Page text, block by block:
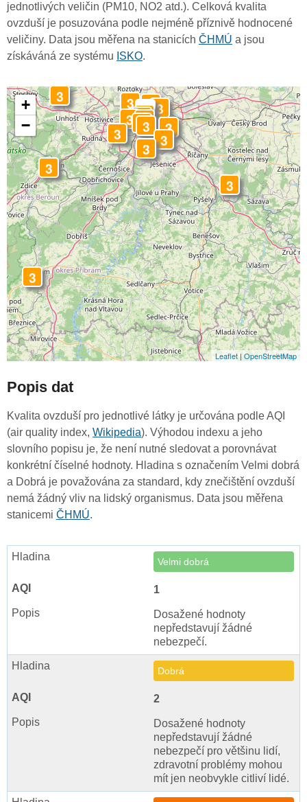
jednotlivých veličin (PM10, NO2 atd.). Celková kvalita
ovzduší je posuzována podle nejméně příznivě hodnocené
veličiny. Data jsou měřena na stanicích ČHMÚ a jsou
získáváná ze systému ISKO.
3
3
3
3
-
3
3
3
3 3
3
33 3
3
3
3
3
+
−
Leaflet | OpenStreetMap
Popis dat
Kvalita ovzduší pro jednotlivé látky je určována podle AQI
(air quality index, Wikipedia). Výhodou indexu a jeho
slovního popisu je, že není nutné sledovat a porovnávat
konkrétní číselné hodnoty. Hladina s označením Velmi dobrá
a Dobrá je považována za standard, kdy znečištění ovzduší
nemá žádný vliv na lidský organismus. Data jsou měřena
stanicemi ČHMÚ.
Velmi dobrá
1
Dosažené hodnoty
nepředstavují žádné
nebezpečí.
Dobrá
2
Dosažené hodnoty
nepředstavují žádné
nebezpečí pro většinu lidí,
zdravotní problémy mohou
mít jen neobvykle citliví lidé.